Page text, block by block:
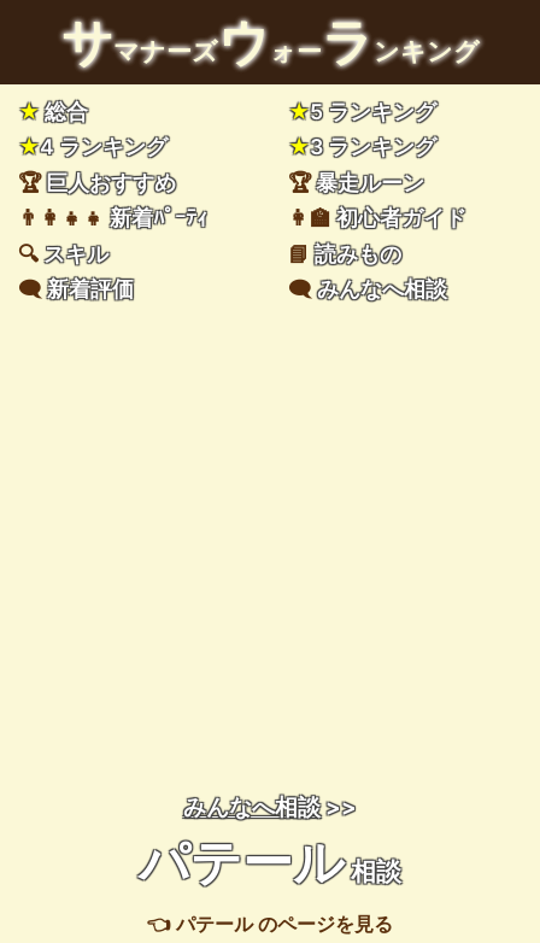
サマナーズウォーランキング
★総合 ★5 ランキング
★4 ランキング ★3 ランキング
🏆巨人おすすめ 🏆暴走ルーン
👨‍👩‍👧‍👧新着ﾊﾟｰﾃｨ 👩‍🏫初心者ガイド
🔍スキル 📘読みもの
🗨️新着評価 🗨️みんなへ相談
みんなへ相談>>
パテール相談
👈 パテール のページを見る